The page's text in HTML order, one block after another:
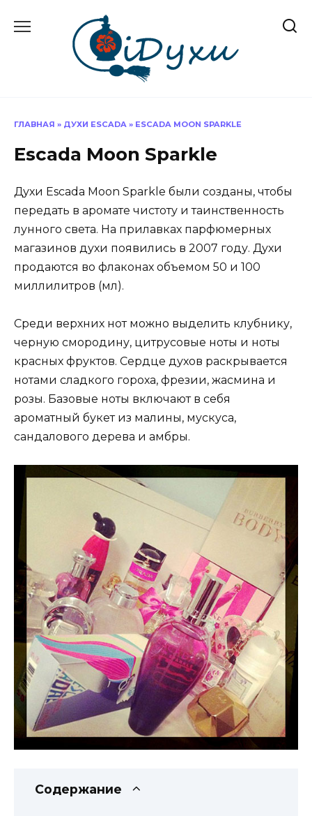
содержанию
ГЛАВНАЯ » ДУХИ ESCADA » ESCADA MOON SPARKLE
Escada Moon Sparkle
Духи Escada Moon Sparkle были созданы, чтобы
передать в аромате чистоту и таинственность
лунного света. На прилавках парфюмерных
магазинов духи появились в 2007 году. Духи
продаются во флаконах объемом 50 и 100
миллилитров (мл).
Среди верхних нот можно выделить клубнику,
черную смородину, цитрусовые ноты и ноты
красных фруктов. Сердце духов раскрывается
нотами сладкого гороха, фрезии, жасмина и
розы. Базовые ноты включают в себя
ароматный букет из малины, мускуса,
сандалового дерева и амбры.
Содержание